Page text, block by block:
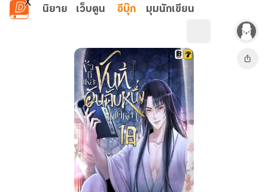
ข้ามไปยังเนื้อหาหลัก
นิยาย เว็บตูน อีบุ๊ก มุมนักเขียน